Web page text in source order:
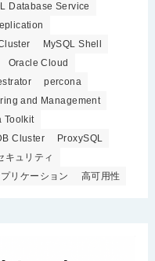
Database Service
MySQL Shell
Oracle Cloud
percona
and Management
Toolkit
Cluster
ProxySQL
キュリティ
リケーション 高可用性